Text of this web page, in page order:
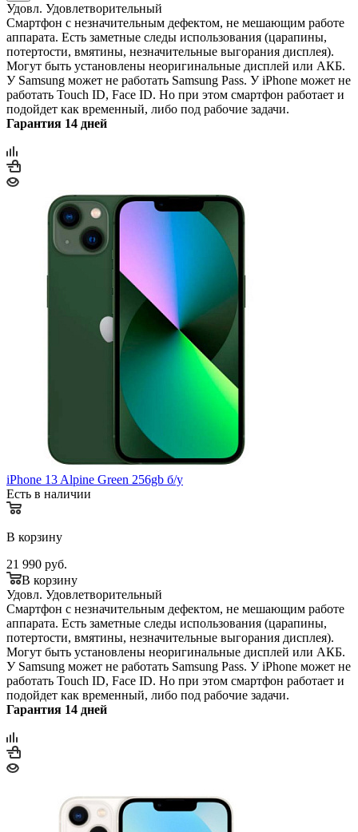
Удовл. Удовлетворительный
Смартфон с незначительным дефектом, не мешающим работе
аппарата. Есть заметные следы использования (царапины,
потертости, вмятины, незначительные выгорания дисплея).
Могут быть установлены неоригинальные дисплей или АКБ.
У Samsung может не работать Samsung Pass. У iPhone может не
работать Touch ID, Face ID. Но при этом смартфон работает и
подойдет как временный, либо под рабочие задачи.
Гарантия 14 дней
iPhone 13 Alpine Green 256gb б/у
Есть в наличии
В корзину
21 990 руб.
В корзину
Удовл. Удовлетворительный
Смартфон с незначительным дефектом, не мешающим работе
аппарата. Есть заметные следы использования (царапины,
потертости, вмятины, незначительные выгорания дисплея).
Могут быть установлены неоригинальные дисплей или АКБ.
У Samsung может не работать Samsung Pass. У iPhone может не
работать Touch ID, Face ID. Но при этом смартфон работает и
подойдет как временный, либо под рабочие задачи.
Гарантия 14 дней